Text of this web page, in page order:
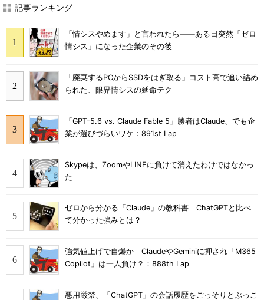
記事ランキング
「情シスやめます」と言われたら――ある日突然「ゼロ
情シス」になった企業のその後
「廃棄するPCからSSDをはぎ取る」コスト高で追い詰め
られた、限界情シスの延命テク
「GPT-5.6 vs. Claude Fable 5」勝者はClaude、でも企
業が選びづらいワケ：891st Lap
Skypeは、ZoomやLINEに負けて消えたわけではなかっ
た
ゼロから分かる「Claude」の教科書 ChatGPTと比べ
て分かった強みとは？
強気値上げで自爆か ClaudeやGeminiに押され「M365
Copilot」は一人負け？：888th Lap
悪用厳禁、「ChatGPT」の会話履歴をごっそりとぶっこ